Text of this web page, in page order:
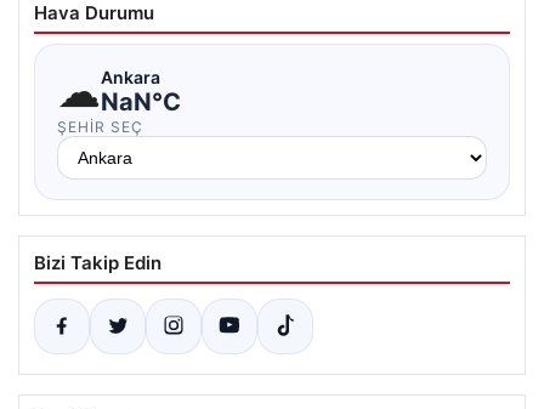
Hava Durumu
☁Ankara
NaN°C
ŞEHIR SEÇ
Bizi Takip Edin